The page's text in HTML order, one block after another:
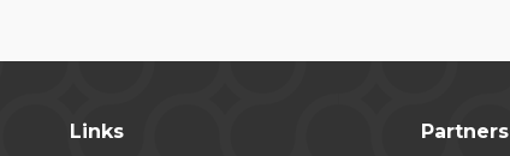
Links Partners